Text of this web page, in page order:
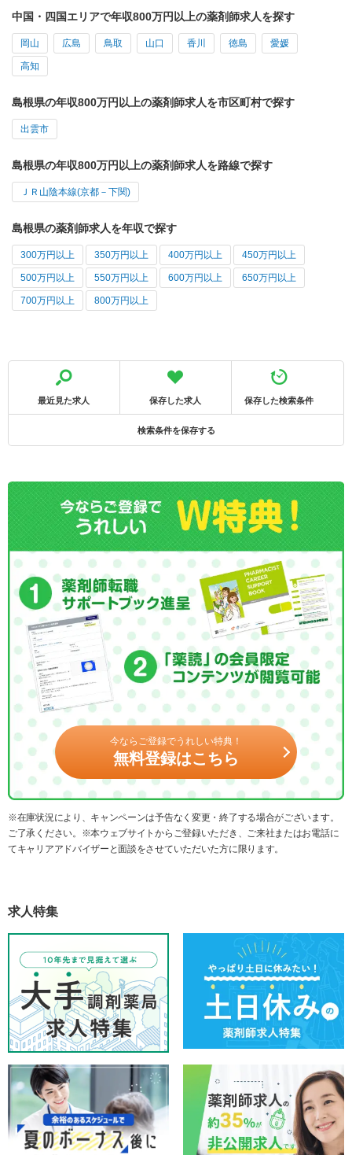
中国・四国エリアで年収800万円以上の薬剤師求人を探す
岡山 広島 鳥取 山口 香川 徳島 愛媛
高知
島根県の年収800万円以上の薬剤師求人を市区町村で探す
出雲市
島根県の年収800万円以上の薬剤師求人を路線で探す
ＪＲ山陰本線(京都－下関)
島根県の薬剤師求人を年収で探す
300万円以上 350万円以上 400万円以上 450万円以上
500万円以上 550万円以上 600万円以上 650万円以上
700万円以上 800万円以上
最近見た求人 保存した求人 保存した検索条件
検索条件を保存する
今ならご登録でうれしい特典！
無料登録はこちら
※在庫状況により、キャンペーンは予告なく変更・終了する場合がございます。
ご了承ください。※本ウェブサイトからご登録いただき、ご来社またはお電話に
てキャリアアドバイザーと面談をさせていただいた方に限ります。
求人特集